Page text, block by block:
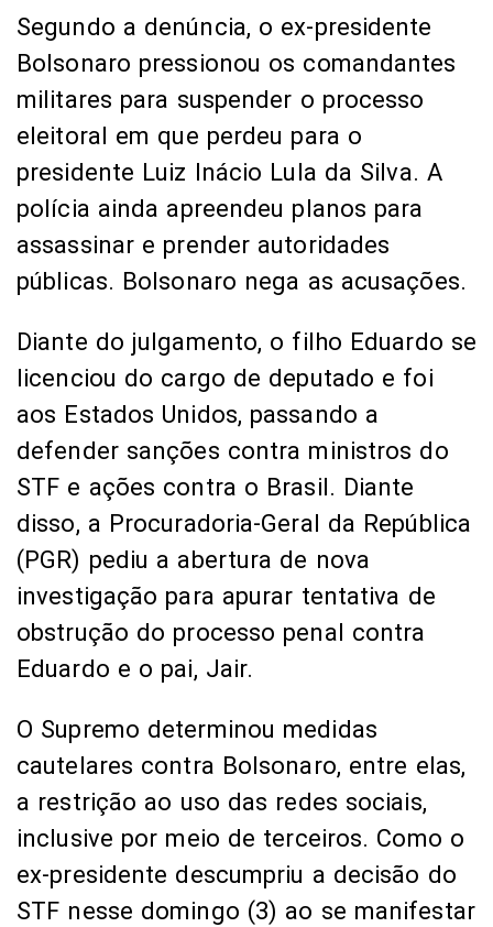
Segundo a denúncia, o ex-presidente
Bolsonaro pressionou os comandantes
militares para suspender o processo
eleitoral em que perdeu para o
presidente Luiz Inácio Lula da Silva. A
polícia ainda apreendeu planos para
assassinar e prender autoridades
públicas. Bolsonaro nega as acusações.
Diante do julgamento, o filho Eduardo se
licenciou do cargo de deputado e foi
aos Estados Unidos, passando a
defender sanções contra ministros do
STF e ações contra o Brasil. Diante
disso, a Procuradoria-Geral da República
(PGR) pediu a abertura de nova
investigação para apurar tentativa de
obstrução do processo penal contra
Eduardo e o pai, Jair.
O Supremo determinou medidas
cautelares contra Bolsonaro, entre elas,
a restrição ao uso das redes sociais,
inclusive por meio de terceiros. Como o
ex-presidente descumpriu a decisão do
STF nesse domingo (3) ao se manifestar